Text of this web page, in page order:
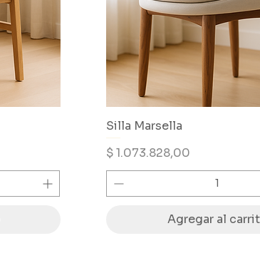
Silla Marsella
Precio
$ 1.073.828,00
Agregar al